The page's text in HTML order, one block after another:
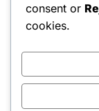
Strategie
Maximální
Zdarma mince:
consent or
cookies.